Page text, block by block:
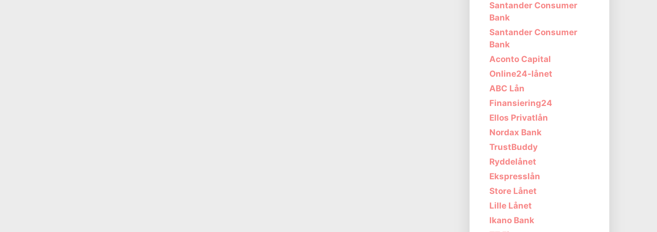
Santander Consumer
Bank
Santander Consumer
Bank
Aconto Capital
Online24-lånet
ABC Lån
Finansiering24
Ellos Privatlån
Nordax Bank
TrustBuddy
Ryddelånet
Ekspresslån
Store Lånet
Lille Lånet
Ikano Bank